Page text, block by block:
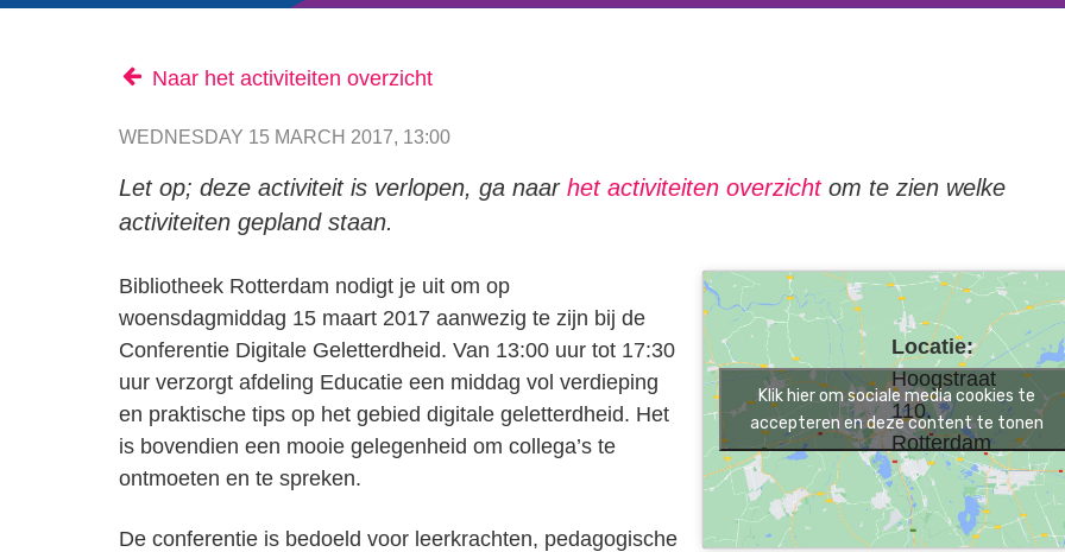
Naar het activiteiten overzicht
WEDNESDAY 15 MARCH 2017, 13:00
Let op; deze activiteit is verlopen, ga naar het activiteiten overzichtom te zien welke
activiteiten gepland staan.
Locatie:
Hoogstraat
110,
Rotterdam
Klik hier om sociale media cookies te
accepteren en deze content te tonen
Bibliotheek Rotterdam nodigt je uit om op
woensdagmiddag 15 maart 2017 aanwezig te zijn bij de
Conferentie Digitale Geletterdheid. Van 13:00 uur tot 17:30
uur verzorgt afdeling Educatie een middag vol verdieping
en praktische tips op het gebied digitale geletterdheid. Het
is bovendien een mooie gelegenheid om collega’s te
ontmoeten en te spreken.
De conferentie is bedoeld voor leerkrachten, pedagogische